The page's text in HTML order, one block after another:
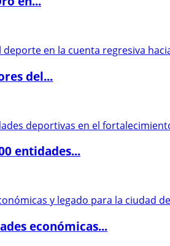
del...
entidades...
económicas...